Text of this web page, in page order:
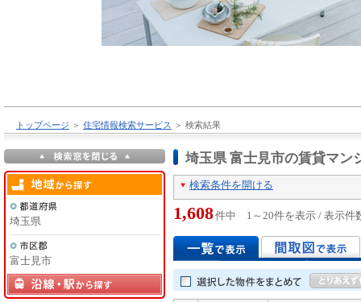
トップページ ＞ 住宅情報検索サービス ＞ 検索結果
埼玉県 富士見市の賃貸マン
検索条件を開ける
1,608件中 1～20件を表示 / 表示件
埼玉県
富士見市